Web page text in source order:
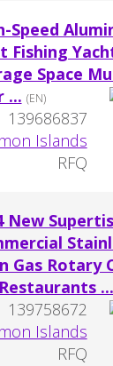
Speed
Fishing
Space
... (EN)
139686837
Islands
RFQ
New
Gas Rotary
...
139758672
Islands
RFQ